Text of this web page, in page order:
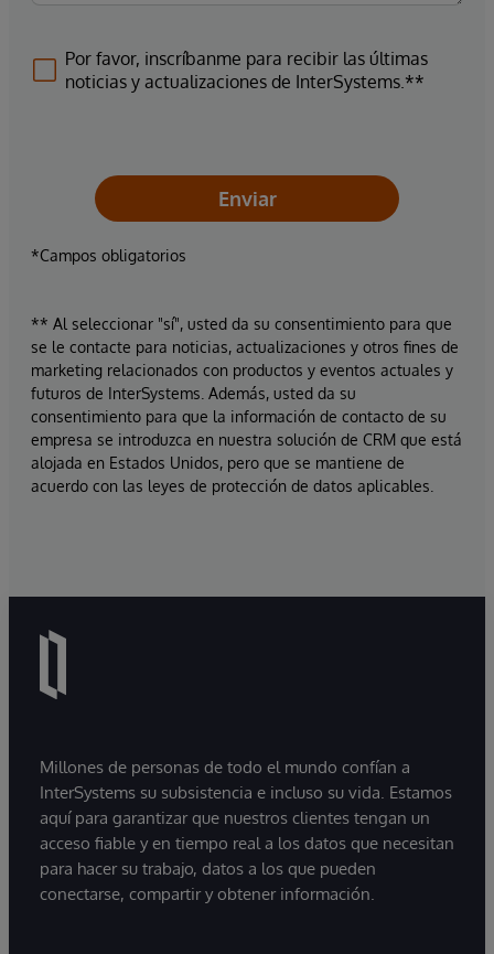
Por favor, inscríbanme para recibir las últimas
noticias y actualizaciones de InterSystems.**
Enviar
*Campos obligatorios
** Al seleccionar "sí", usted da su consentimiento para que
se le contacte para noticias, actualizaciones y otros fines de
marketing relacionados con productos y eventos actuales y
futuros de InterSystems. Además, usted da su
consentimiento para que la información de contacto de su
empresa se introduzca en nuestra solución de CRM que está
alojada en Estados Unidos, pero que se mantiene de
acuerdo con las leyes de protección de datos aplicables.
Millones de personas de todo el mundo confían a
InterSystems su subsistencia e incluso su vida. Estamos
aquí para garantizar que nuestros clientes tengan un
acceso fiable y en tiempo real a los datos que necesitan
para hacer su trabajo, datos a los que pueden
conectarse, compartir y obtener información.